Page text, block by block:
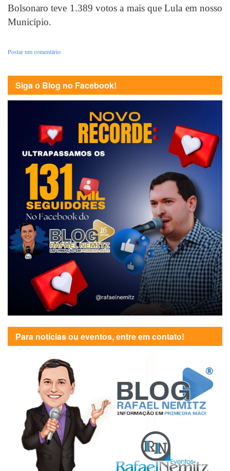
Bolsonaro teve 1.389 votos a mais que Lula em nosso
Município.
Postar um comentário
Siga o Blog no Facebook!
Para notícias ou eventos, entre em contato!